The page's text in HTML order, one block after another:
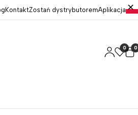
KontaktZostań dystrybutoremAplikacja
0 0